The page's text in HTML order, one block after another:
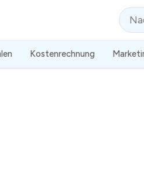
Suche
Kostenrechnung